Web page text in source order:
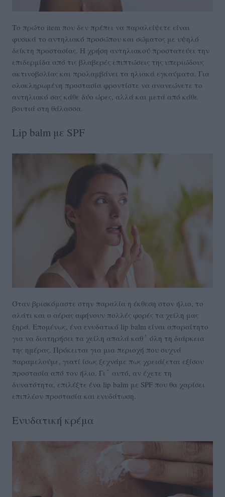
Το πρώτο item που δεν πρέπει να παραλείψετε είναι
φυσικά το αντηλιακό προσώπου και σώματος με υψηλό
δείκτη προστασίας. Η χρήση αντηλιακού προστατεύει την
επιδερμίδα από τις βλαβερές επιπτώσεις της υπεριώδους
ακτινοβολίας και προλαμβάνει τα ηλιακά εγκαύματα. Για
ολοκληρωμένη προστασία φροντίστε να ανανεώνετε το
αντηλιακό σας κάθε δύο ώρες, αλλά και μετά από κάθε
βουτιά στη θάλασσα.
Lip balm με SPF
Όταν βρισκόμαστε στην παραλία η έκθεση στον ήλιο, το
αλάτι και ο αέρας αφήνουν πολλές φορές τα χείλη μας
ξηρά. Επομένως, ένα ενυδατικό lip balm είναι απαραίτητο
για να διατηρήσει τα χείλη απαλά καθ΄ όλη τη διάρκεια
της ημέρας. Πρόκειται για μια περιοχή που συχνά
παραμελούμε, γιατί ίσως ξεχνάμε πως χρειάζεται εξίσου
προστασία από τον ήλιο. Γι΄ αυτό, αν έχετε τη
δυνατότητα, επιλέξτε ένα lip balm με SPF που θα χαρίσει
επιπλέον προστασία και ενυδάτωση.
Ενυδατική κρέμα